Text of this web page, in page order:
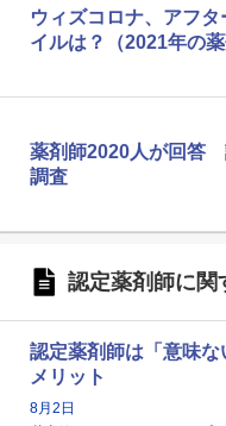
ウィズコロナ、アフ
イルは？（2021年の薬
薬剤師2020人が回答
調査
認定薬剤師に関
認定薬剤師は「意味
メリット
8月2日